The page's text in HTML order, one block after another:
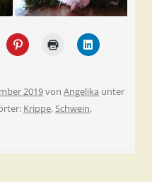
2019von Angelika unter
Krippe,Schwein,